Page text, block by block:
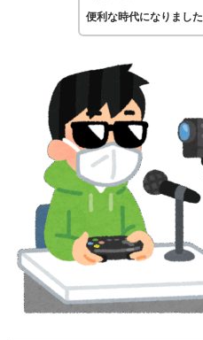
便利な時代になりました